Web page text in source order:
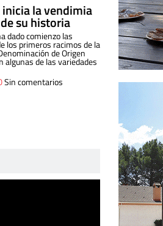
inicia la vendimia
su historia
dado comienzo las
los primeros racimos de la
de Origen
algunas de las variedades
Sin comentarios